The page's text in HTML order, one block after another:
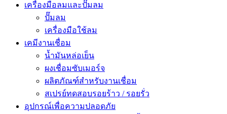
เครื่องมือลมและปั๊มลม
ปั๊มลม
เครื่องมือใช้ลม
เคมีงานเชื่อม
น้ำมันหล่อเย็น
ผงเชื่อมซับเมอร์จ
ผลิตภัณฑ์สำหรับงานเชื่อม
สเปรย์ทดสอบรอยร้าว / รอยรั่ว
อุปกรณ์เพื่อความปลอดภัย